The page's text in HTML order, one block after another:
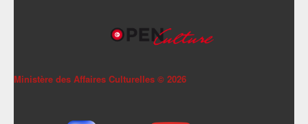
Ministère des Affaires Culturelles © 2026